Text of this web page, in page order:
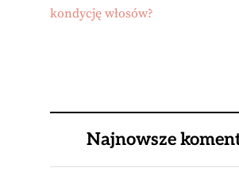
kondycję włosów?
Najnowsze